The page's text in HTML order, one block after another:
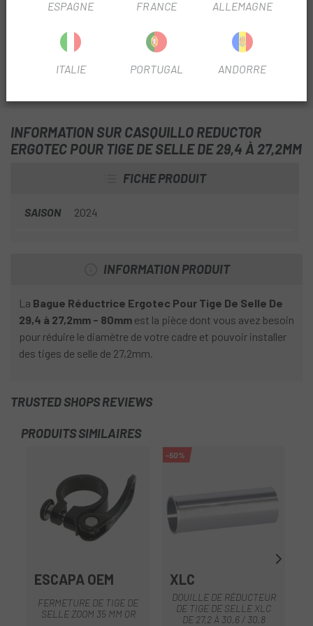
accueillir des tiges de selle de27,2mm.
INFORMATION SUR CASQUILLO REDUCTOR
ERGOTEC POUR TIGE DE SELLE DE 29,4 À 27,2MM
FICHE PRODUIT
SAISON 2024
INFORMATION PRODUIT
La Bague Réductrice Ergotec Pour Tige De Selle De
29,4 à 27,2mm - 80mm est la pièce dont vous avez besoin
pour réduire le diamètre de votre cadre et pouvoir installer
des tiges de selle de 27,2mm.
TRUSTED SHOPS REVIEWS
PRODUITS SIMILAIRES
ESCAPA OEM
FERMETURE DE TIGE DE
SELLE ZOOM 35 MM QR
-50%
XLC
DOUILLE DE RÉDUCTEUR
DE TIGE DE SELLE XLC
DE 27,2 À 30,6 / 30,8
ESPAGNE FRANCE ALLEMAGNE
ITALIE PORTUGAL ANDORRE